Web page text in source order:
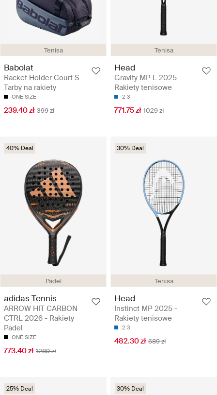
Tenisa
Babolat
Racket Holder Court S -
Tarby na rakiety
ONE SIZE
239.40 zł 399 zł
Tenisa
Head
Gravity MP L 2025 -
Rakiety tenisowe
2 3
771.75 zł 1029 zł
Padel
40% Deal
adidas Tennis
ARROW HIT CARBON
CTRL 2026 - Rakiety
Padel
ONE SIZE
773.40 zł 1289 zł
Tenisa
30% Deal
Head
Instinct MP 2025 -
Rakiety tenisowe
2 3
482.30 zł 689 zł
25% Deal 30% Deal